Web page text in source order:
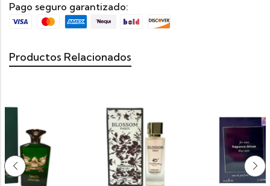
Pago seguro garantizado:
Productos Relacionados